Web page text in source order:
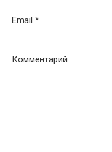
Email *
Комментарий